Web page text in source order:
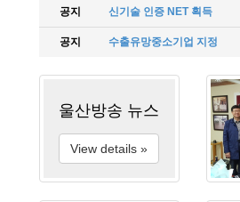
공지 신기술 인증 NET 획득
공지 수출유망중소기업 지정
울산방송 뉴스
View details »